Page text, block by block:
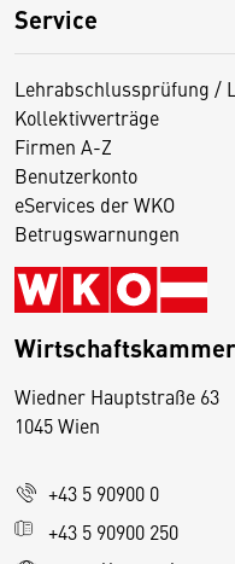
Service
Lehrabschlussprüfung /
Kollektivverträge
Firmen A-Z
Benutzerkonto
eServices der WKO
Betrugswarnungen
Wiedner Hauptstraße 63
1045 Wien
+43 5 90900 0
+43 5 90900 250
D
e
s